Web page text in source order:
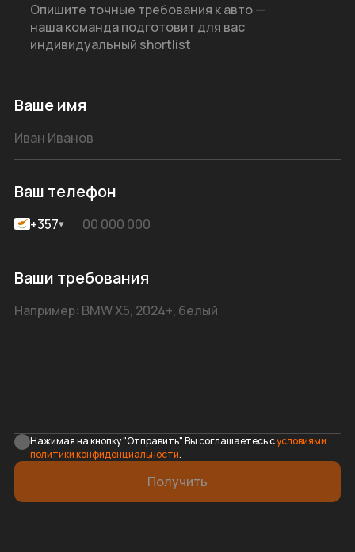
Ваше имя
Ваш телефон
+357▾
Ваши требования
Нажимая на кнопку "Отправить" Вы соглашаетесь сусловиями
политики конфиденциальности.
Получить
Опишите точные требования к авто —
наша команда подготовит для вас
индивидуальный shortlist